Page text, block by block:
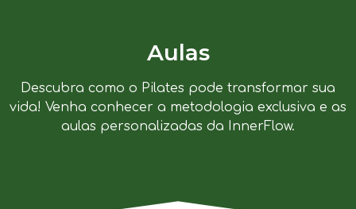
Aulas
Descubra como o Pilates pode transformar sua
vida! Venha conhecer a metodologia exclusiva e as
aulas personalizadas da InnerFlow.